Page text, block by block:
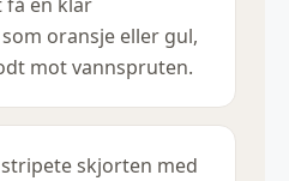
oransje eller gul,
mot vannspruten.
skjorten med